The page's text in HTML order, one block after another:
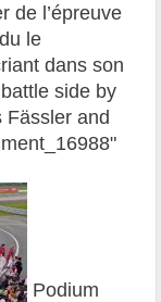
de l’épreuve
le
dans son
side by
Fässler and
Podium